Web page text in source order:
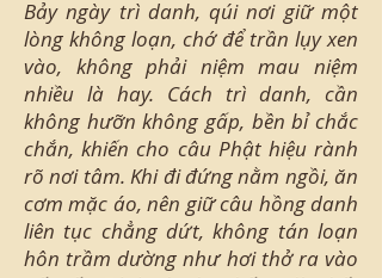
Bảy ngày trì danh, qúi nơi giữ một
lòng không loạn, chớ để trần lụy xen
vào, không phải niệm mau niệm
nhiều là hay. Cách trì danh, cần
không hưỡn không gấp, bền bỉ chắc
chắn, khiến cho câu Phật hiệu rành
rõ nơi tâm. Khi đi đứng nằm ngồi, ăn
cơm mặc áo, nên giữ câu hồng danh
liên tục chẳng dứt, không tán loạn
hôn trầm dường như hơi thở ra vào